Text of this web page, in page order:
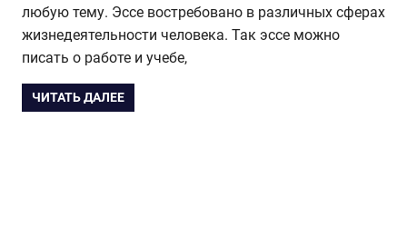
любую тему. Эссе востребовано в различных сферах
жизнедеятельности человека. Так эссе можно
писать о работе и учебе,
ЧИТАТЬ ДАЛЕЕ